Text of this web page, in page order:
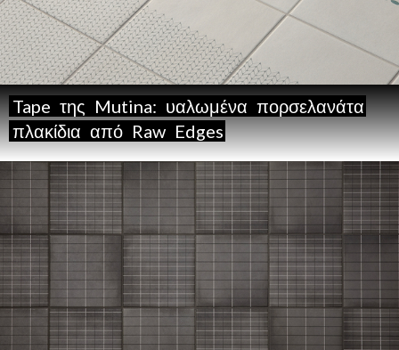
Tape της Mutina: υαλωμένα πορσελανάτα
πλακίδια από Raw Edges